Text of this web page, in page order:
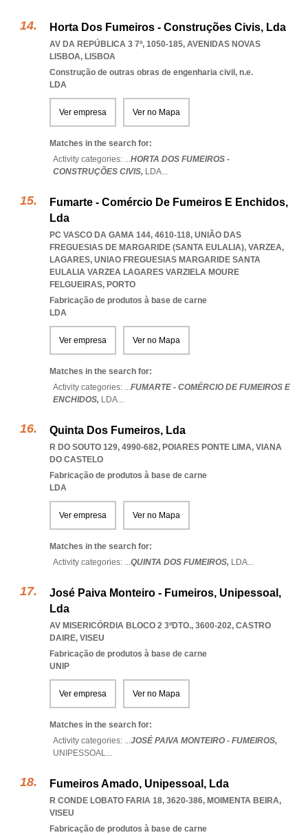
Horta Dos Fumeiros - Construções Civis, Lda
AV DA REPÚBLICA 3 7º, 1050-185, AVENIDAS NOVAS
LISBOA, LISBOA
Construção de outras obras de engenharia civil, n.e.
LDA
Ver empresa Ver no Mapa
Matches in the search for:
Activity categories: ...HORTA DOS FUMEIROS -
CONSTRUÇÕES CIVIS, LDA...
Fumarte - Comércio De Fumeiros E Enchidos,
Lda
PC VASCO DA GAMA 144, 4610-118, UNIÃO DAS
FREGUESIAS DE MARGARIDE (SANTA EULALIA), VARZEA,
LAGARES, UNIAO FREGUESIAS MARGARIDE SANTA
EULALIA VARZEA LAGARES VARZIELA MOURE
FELGUEIRAS, PORTO
Fabricação de produtos à base de carne
LDA
Ver empresa Ver no Mapa
Matches in the search for:
Activity categories: ...FUMARTE - COMÉRCIO DE FUMEIROS E
ENCHIDOS, LDA...
Quinta Dos Fumeiros, Lda
R DO SOUTO 129, 4990-682, POIARES PONTE LIMA, VIANA
DO CASTELO
Fabricação de produtos à base de carne
LDA
Ver empresa Ver no Mapa
Matches in the search for:
Activity categories: ...QUINTA DOS FUMEIROS, LDA...
José Paiva Monteiro - Fumeiros, Unipessoal,
Lda
AV MISERICÓRDIA BLOCO 2 3ºDTO., 3600-202, CASTRO
DAIRE, VISEU
Fabricação de produtos à base de carne
UNIP
Ver empresa Ver no Mapa
Matches in the search for:
Activity categories: ...JOSÉ PAIVA MONTEIRO - FUMEIROS,
UNIPESSOAL...
Fumeiros Amado, Unipessoal, Lda
R CONDE LOBATO FARIA 18, 3620-386, MOIMENTA BEIRA,
VISEU
Fabricação de produtos à base de carne